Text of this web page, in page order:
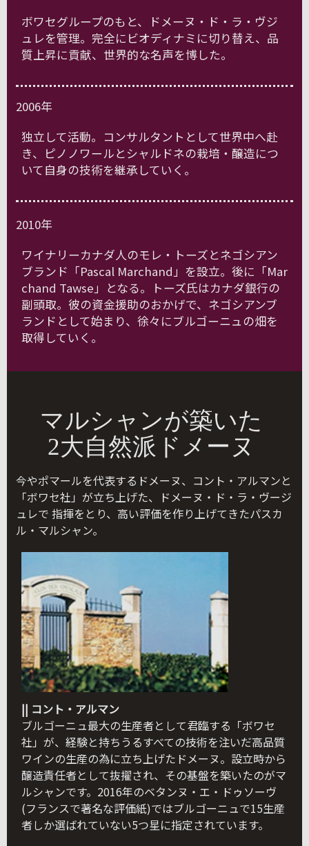
ボワセグループのもと、ドメーヌ・ド・ラ・ヴジ
ュレを管理。完全にビオディナミに切り替え、品
質上昇に貢献、世界的な名声を博した。
2006年
独立して活動。コンサルタントとして世界中へ赴
き、ピノノワールとシャルドネの栽培・醸造につ
いて自身の技術を継承していく。
2010年
ワイナリーカナダ人のモレ・トーズとネゴシアン
ブランド「Pascal Marchand」を設立。後に「Mar
chand Tawse」となる。トーズ氏はカナダ銀行の
副頭取。彼の資金援助のおかげで、ネゴシアンブ
ランドとして始まり、徐々にブルゴーニュの畑を
取得していく。
マルシャンが築いた
2大自然派ドメーヌ
今やポマールを代表するドメーヌ、コント・アルマンと
「ボワセ社」が立ち上げた、ドメーヌ・ド・ラ・ヴージ
ュレで 指揮をとり、高い評価を作り上げてきたパスカ
ル・マルシャン。
|| コント・アルマン
ブルゴーニュ最大の生産者として君臨する「ボワセ
社」が、経験と持ちうるすべての技術を注いだ高品質
ワインの生産の為に立ち上げたドメーヌ。設立時から
醸造責任者として抜擢され、その基盤を築いたのがマ
ルシャンです。2016年のベタンヌ・エ・ドゥソーヴ
(フランスで著名な評価紙)ではブルゴーニュで15生産
者しか選ばれていない5つ星に指定されています。